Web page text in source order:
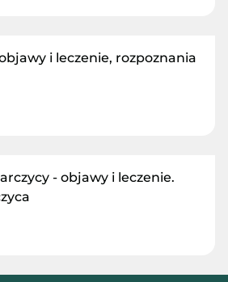
i leczenie, rozpoznania
- objawy i leczenie.